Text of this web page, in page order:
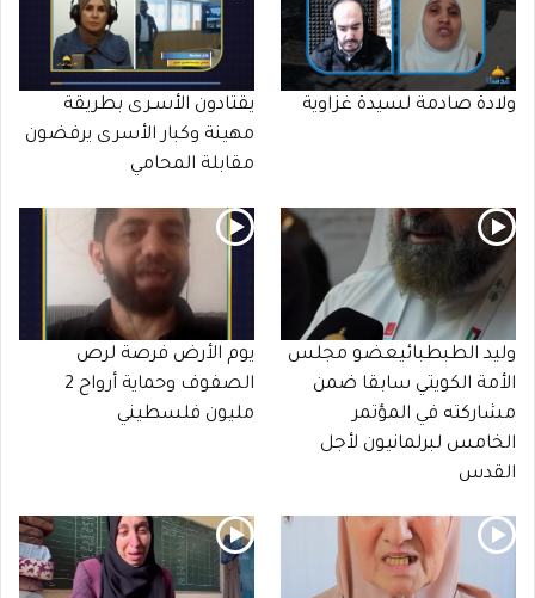
ولادة صادمة لسيدة غزاوية
يقتادون الأسـرى بطريقة
مهينة وكبار الأسرى يرفضون
مقابلة المحامي
وليد الطبطبائيعضو مجلس
الأمة الكويتي سابقا ضمن
مشاركته في المؤتمر
الخامس لبرلمانيون لأجل
القدس
يوم الأرض فرصة لرص
الصفوف وحماية أرواح 2
مليون فلسطيني